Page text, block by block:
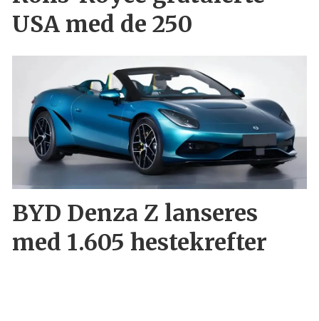
USA med de 250
BYD Denza Z lanseres
med 1.605 hestekrefter